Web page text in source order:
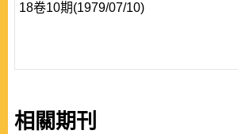
18卷10期(1979/07/10)
相關期刊